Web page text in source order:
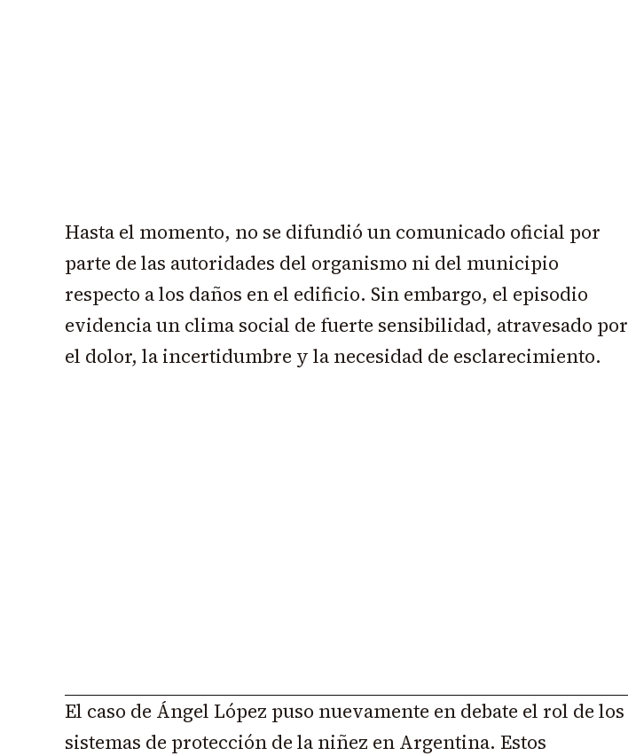
Hasta el momento, no se difundió un comunicado oficial por
parte de las autoridades del organismo ni del municipio
respecto a los daños en el edificio. Sin embargo, el episodio
evidencia un clima social de fuerte sensibilidad, atravesado por
el dolor, la incertidumbre y la necesidad de esclarecimiento.
El caso de Ángel López puso nuevamente en debate el rol de los
sistemas de protección de la niñez en Argentina. Estos